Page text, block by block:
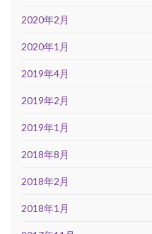
2020年2月
2020年1月
2019年4月
2019年2月
2019年1月
2018年8月
2018年2月
2018年1月